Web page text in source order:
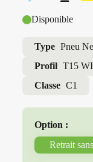
Disponible
Type Pneu
Profil T15
Classe C1
Option :
Retrait